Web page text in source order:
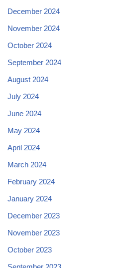
December 2024
November 2024
October 2024
September 2024
August 2024
July 2024
June 2024
May 2024
April 2024
March 2024
February 2024
January 2024
December 2023
November 2023
October 2023